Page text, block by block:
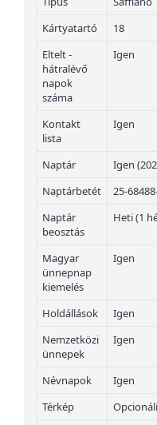
Kártyatartó
18
Eltelt -
hátralévő
napok
száma
Igen
Kontakt
lista
Igen
Naptár
Igen
Naptárbetét
25-
Naptár
beosztás
Heti (1
Magyar
ünnepnap
kiemelés
Igen
Holdállások
Igen
Nemzetközi
ünnepek
Igen
Névnapok
Igen
Térkép